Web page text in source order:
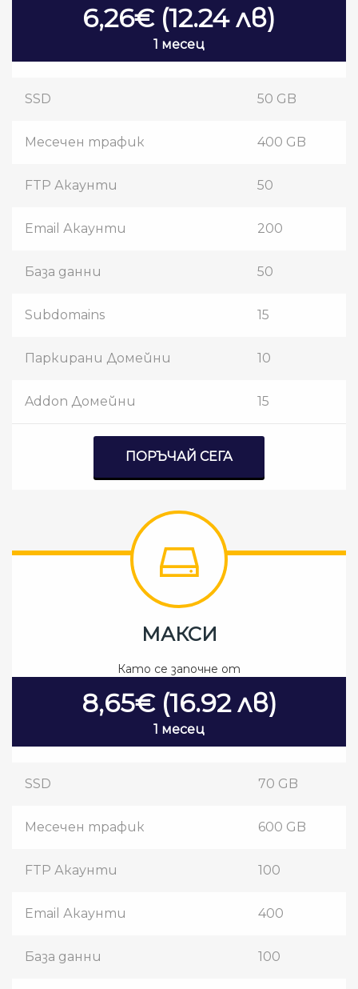
6,26€ (12.24 лв)
1 месец
SSD 50 GB
Месечен трафик 400 GB
FTP Акаунти 50
Email Акаунти 200
База данни 50
Subdomains 15
Паркирани Домейни 10
Addon Домейни 15
ПОРЪЧАЙ СЕГА
МАКСИ
Като се започне от
8,65€ (16.92 лв)
1 месец
SSD 70 GB
Месечен трафик 600 GB
FTP Акаунти 100
Email Акаунти 400
База данни 100